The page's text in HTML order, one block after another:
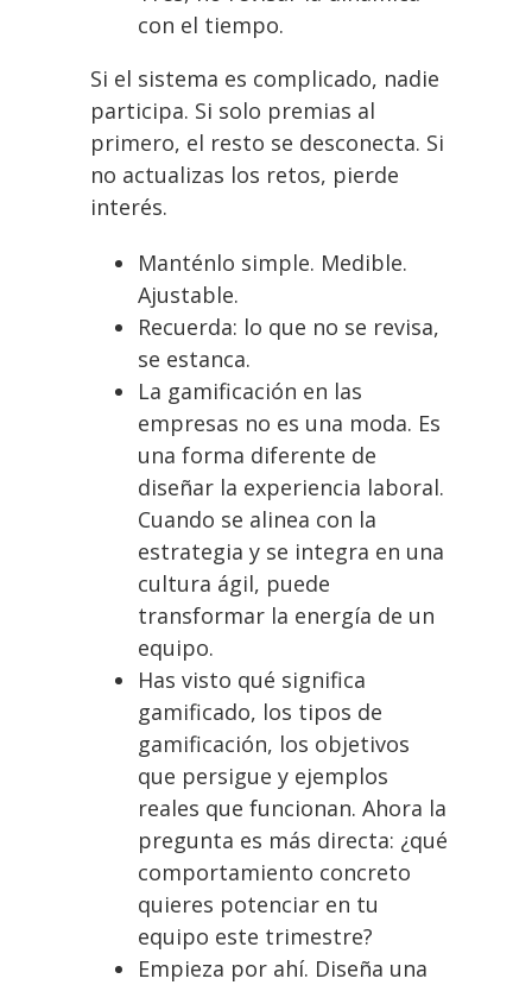
con el tiempo.
Si el sistema es complicado, nadie
participa. Si solo premias al
primero, el resto se desconecta. Si
no actualizas los retos, pierde
interés.
Manténlo simple. Medible.
Ajustable.
Recuerda: lo que no se revisa,
se estanca.
La gamificación en las
empresas no es una moda. Es
una forma diferente de
diseñar la experiencia laboral.
Cuando se alinea con la
estrategia y se integra en una
cultura ágil, puede
transformar la energía de un
equipo.
Has visto qué significa
gamificado, los tipos de
gamificación, los objetivos
que persigue y ejemplos
reales que funcionan. Ahora la
pregunta es más directa: ¿qué
comportamiento concreto
quieres potenciar en tu
equipo este trimestre?
Empieza por ahí. Diseña una